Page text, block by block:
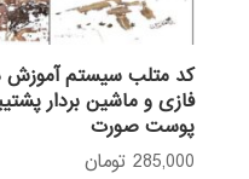
کد متلب سیستم آموزش
فازی و ماشین بردار
پوست صورت
285,000 تومان